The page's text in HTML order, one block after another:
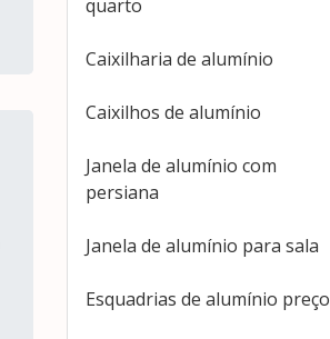
quarto
Caixilharia de alumínio
Caixilhos de alumínio
Janela de alumínio com
persiana
Janela de alumínio para sala
Esquadrias de alumínio preço